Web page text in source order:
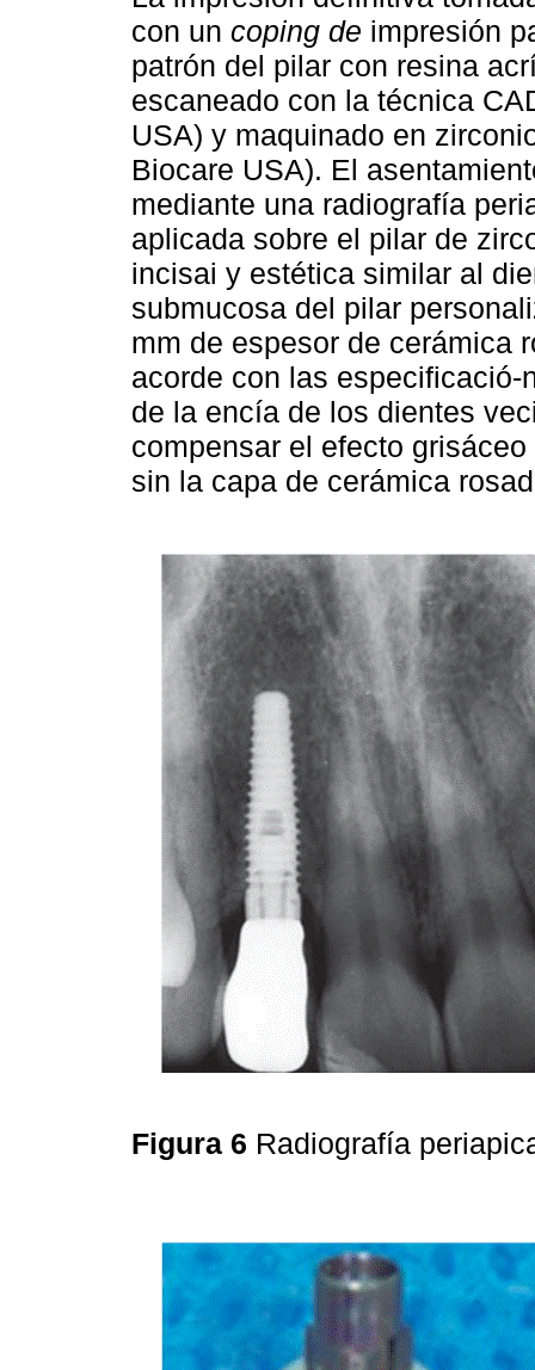
con un coping de impresión
patrón del pilar con resina
escaneado con la técnica
USA) y maquinado en
Biocare USA). El
mediante una radiografía
aplicada sobre el pilar de
incisai y estética similar al
submucosa del pilar
mm de espesor de cerámica
acorde con las
de la encía de los dientes
compensar el efecto
sin la capa de cerámica
Figura 6 Radiografía